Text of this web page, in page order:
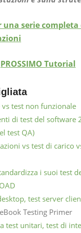
una serie
PROSSIMO Tutorial
test non funzionale
di test del software
test QA)
vs test di carico
i suoi test
test server
Testing Primer
test unitari, test di